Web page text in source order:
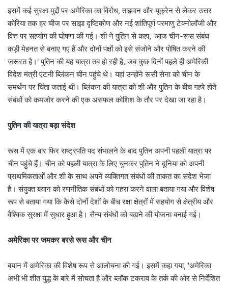
इसमें कई सुरक्षा मुद्दों पर अमेरिका का विरोध, ताइवान और यूक्रेन से लेकर उत्तर
कोरिया तक हर चीज पर साझा दृष्टिकोण और नई शांतिपूर्ण परमाणु टेक्नोलॉजी और
वित्त पर सहयोग की घोषणा की गई। शी ने पुतिन से कहा, 'आज चीन-रूस संबंध
कड़ी मेहनत से बनाए गए हैं और दोनों पक्षों को इसे संजोने और पोषित करने की
जरूरत है।' पुतिन की यह यात्रा तब हो रही है, जब कुछ दिनों पहले ही अमेरिकी
विदेश मंत्री एंटनी ब्लिंकन चीन पहुंचे थे। यहां उन्होंने रूसी सेना को चीन के
समर्थन पर चिंता जताई थी। ब्लिंकन की यात्रा को शी और पुतिन के बीच गहरे होते
संबंधों को कमजोर करने की एक असफल कोशिश के तौर पर देखा जा रहा है।
पुतिन की यात्रा बड़ा संदेश
रूस में एक बार फिर राष्ट्रपति पद संभालने के बाद पुतिन अपनी पहली यात्रा पर
चीन पहुंचे हैं। चीन को पहली यात्रा के लिए चुनकर पुतिन ने दुनिया को अपनी
प्राथमिकताओं और शी के साथ अपने व्यक्तिगत संबंधों की ताकत का संदेश भेजा
है। संयुक्त बयान को रणनीतिक संबंधों को गहरा करने वाला बताया गया और विशेष
रूप से बताया गया कि कैसे दोनों देशों के बीच रक्षा क्षेत्रों में सहयोग से क्षेत्रीय और
वैश्विक सुरक्षा में सुधार हुआ है। सैन्य संबंधों को बढ़ाने की योजना बनाई गई।
अमेरिका पर जमकर बरसे रूस और चीन
बयान में अमेरिका की विशेष रूप से आलोचना की गई। इसमें कहा गया, 'अमेरिका
अभी भी शीत युद्ध के बारे में सोचता है और ब्लॉक टकराव के तर्क की ओर से निर्देशित